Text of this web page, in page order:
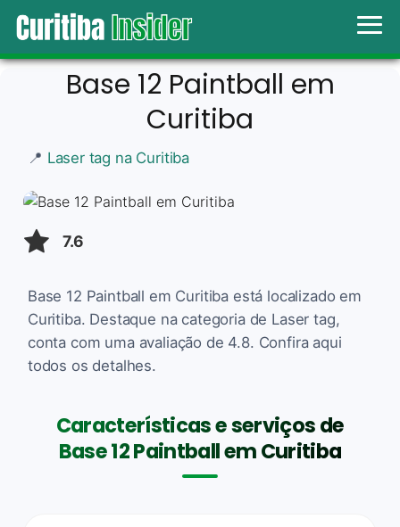
Base 12 Paintball em
Curitiba
📍 Laser tag na Curitiba
7.6
Base 12 Paintball em Curitiba está localizado em
Curitiba. Destaque na categoria de Laser tag,
conta com uma avaliação de 4.8. Confira aqui
todos os detalhes.
Características e serviços de
Base 12 Paintball em Curitiba